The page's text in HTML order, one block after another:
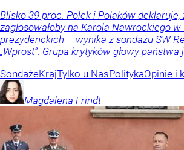
Blisko 39 proc. Polek i Polaków deklaruje,
zagłosowałoby na Karola Nawrockiego
prezydenckich – wynika z sondażu SW
„Wprost”. Grupa krytyków głowy
SondażeKrajTylko u NasPolitykaOpinie i
Magdalena Frindt